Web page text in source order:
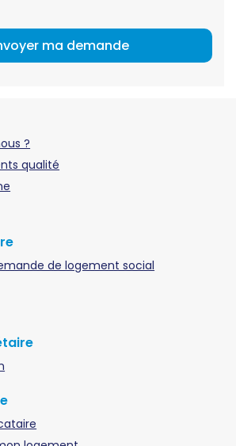
?
qualité
de logement social